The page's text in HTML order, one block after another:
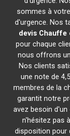
sommes à
d'urgence. Nos
devis Chauffe
pour chaque
nous offrons
Nos clients
une note de
membres de la
garantit notre
avez besoin d'un
n'hésitez pas
disposition pour